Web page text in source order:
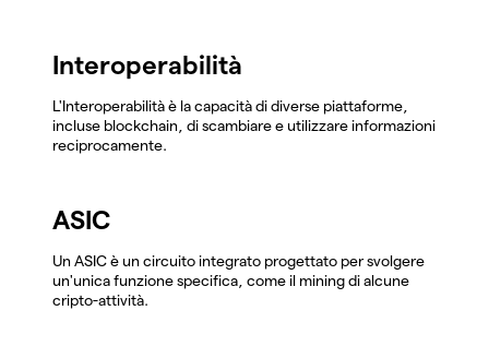
Interoperabilità
L'Interoperabilità è la capacità di diverse piattaforme,
incluse blockchain, di scambiare e utilizzare informazioni
reciprocamente.
ASIC
Un ASIC è un circuito integrato progettato per svolgere
un'unica funzione specifica, come il mining di alcune
cripto-attività.